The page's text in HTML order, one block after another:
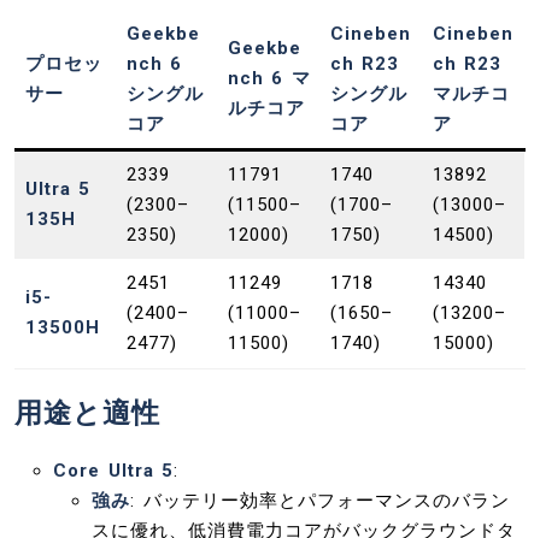
プロセッ
サー
Geekbe
nch 6
シングル
コア
Geekbe
nch 6 マ
ルチコア
Cineben
ch R23
シングル
コア
Cineben
ch R23
マルチコ
ア
Ultra 5
135H
2339
(2300–
2350)
11791
(11500–
12000)
1740
(1700–
1750)
13892
(13000–
14500)
i5-
13500H
2451
(2400–
2477)
11249
(11000–
11500)
1718
(1650–
1740)
14340
(13200–
15000)
用途と適性
Core Ultra 5:
強み: バッテリー効率とパフォーマンスのバラン
スに優れ、低消費電力コアがバックグラウンドタ